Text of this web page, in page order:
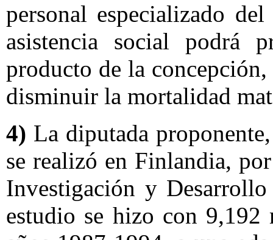
personal especializado
asistencia social podrá
producto de la
disminuir la mortalidad
4) La diputada
se realizó en Finlandia,
Investigación y
estudio se hizo con 9,192